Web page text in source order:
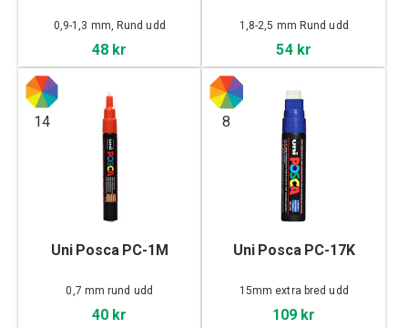
0,9-1,3 mm, Rund udd
48 kr
1,8-2,5 mm Rund udd
54 kr
14
Uni Posca PC-1M
0,7 mm rund udd
40 kr
8
Uni Posca PC-17K
15mm extra bred udd
109 kr